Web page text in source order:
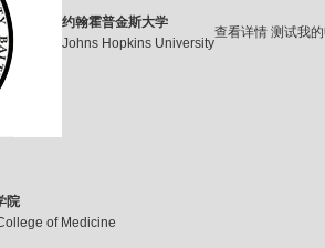
约翰霍普金斯大学
Johns Hopkins University
查看详情 测试我
院
of Medicine